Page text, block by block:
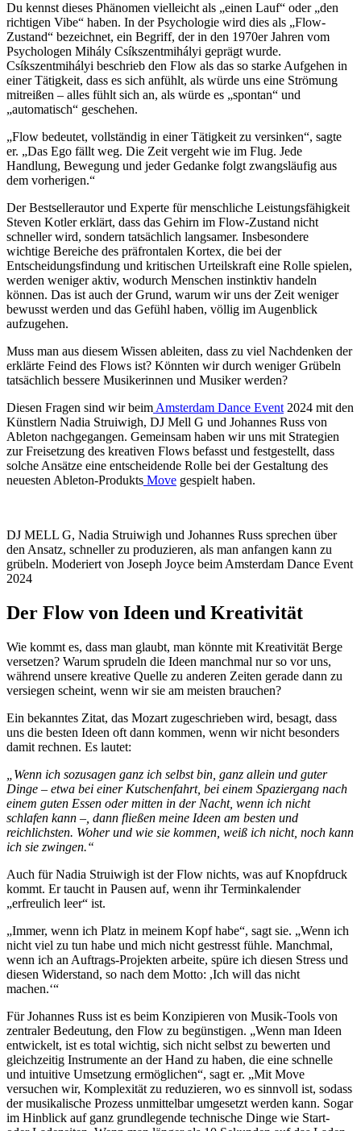
Du kennst dieses Phänomen vielleicht als „einen Lauf“ oder „den
richtigen Vibe“ haben. In der Psychologie wird dies als „Flow-
Zustand“ bezeichnet, ein Begriff, der in den 1970er Jahren vom
Psychologen Mihály Csíkszentmihályi geprägt wurde.
Csíkszentmihályi beschrieb den Flow als das so starke Aufgehen in
einer Tätigkeit, dass es sich anfühlt, als würde uns eine Strömung
mitreißen – alles fühlt sich an, als würde es „spontan“ und
„automatisch“ geschehen.
„Flow bedeutet, vollständig in einer Tätigkeit zu versinken“, sagte
er. „Das Ego fällt weg. Die Zeit vergeht wie im Flug. Jede
Handlung, Bewegung und jeder Gedanke folgt zwangsläufig aus
dem vorherigen.“
Der Bestsellerautor und Experte für menschliche Leistungsfähigkeit
Steven Kotler erklärt, dass das Gehirn im Flow-Zustand nicht
schneller wird, sondern tatsächlich langsamer. Insbesondere
wichtige Bereiche des präfrontalen Kortex, die bei der
Entscheidungsfindung und kritischen Urteilskraft eine Rolle spielen,
werden weniger aktiv, wodurch Menschen instinktiv handeln
können. Das ist auch der Grund, warum wir uns der Zeit weniger
bewusst werden und das Gefühl haben, völlig im Augenblick
aufzugehen.
Muss man aus diesem Wissen ableiten, dass zu viel Nachdenken der
erklärte Feind des Flows ist? Könnten wir durch weniger Grübeln
tatsächlich bessere Musikerinnen und Musiker werden?
Diesen Fragen sind wir beimAmsterdam Dance Event2024 mit den
Künstlern Nadia Struiwigh, DJ Mell G und Johannes Russ von
Ableton nachgegangen. Gemeinsam haben wir uns mit Strategien
zur Freisetzung des kreativen Flows befasst und festgestellt, dass
solche Ansätze eine entscheidende Rolle bei der Gestaltung des
neuesten Ableton-Produkts Move gespielt haben.
DJ MELL G, Nadia Struiwigh und Johannes Russ sprechen über
den Ansatz, schneller zu produzieren, als man anfangen kann zu
grübeln. Moderiert von Joseph Joyce beim Amsterdam Dance Event
2024
Der Flow von Ideen und Kreativität
Wie kommt es, dass man glaubt, man könnte mit Kreativität Berge
versetzen? Warum sprudeln die Ideen manchmal nur so vor uns,
während unsere kreative Quelle zu anderen Zeiten gerade dann zu
versiegen scheint, wenn wir sie am meisten brauchen?
Ein bekanntes Zitat, das Mozart zugeschrieben wird, besagt, dass
uns die besten Ideen oft dann kommen, wenn wir nicht besonders
damit rechnen. Es lautet:
„Wenn ich sozusagen ganz ich selbst bin, ganz allein und guter
Dinge – etwa bei einer Kutschenfahrt, bei einem Spaziergang nach
einem guten Essen oder mitten in der Nacht, wenn ich nicht
schlafen kann –, dann fließen meine Ideen am besten und
reichlichsten. Woher und wie sie kommen, weiß ich nicht, noch kann
ich sie zwingen.“
​​Auch für Nadia Struiwigh ist der Flow nichts, was auf Knopfdruck
kommt. Er taucht in Pausen auf, wenn ihr Terminkalender
„erfreulich leer“ ist.
„Immer, wenn ich Platz in meinem Kopf habe“, sagt sie. „Wenn ich
nicht viel zu tun habe und mich nicht gestresst fühle. Manchmal,
wenn ich an Auftrags-Projekten arbeite, spüre ich diesen Stress und
diesen Widerstand, so nach dem Motto: ,Ich will das nicht
machen.‘“
Für Johannes Russ ist es beim Konzipieren von Musik-Tools von
zentraler Bedeutung, den Flow zu begünstigen. „Wenn man Ideen
entwickelt, ist es total wichtig, sich nicht selbst zu bewerten und
gleichzeitig Instrumente an der Hand zu haben, die eine schnelle
und intuitive Umsetzung ermöglichen“, sagt er. „Mit Move
versuchen wir, Komplexität zu reduzieren, wo es sinnvoll ist, sodass
der musikalische Prozess unmittelbar umgesetzt werden kann. Sogar
im Hinblick auf ganz grundlegende technische Dinge wie Start-